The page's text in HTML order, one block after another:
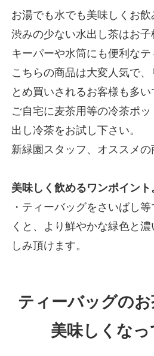
お湯でも水でも美味しくお飲
渋みの少ない水出し茶はお
キーパーや水筒にも便利なテ
こちらの商品は大変人気で
とめ買いされるお客様も多い
ご自宅に麦茶用等の冷茶ポ
出し冷茶をお試し下さい。
新緑園スタッフ、オススメの
美味しく飲めるワンポイント
・ティーバッグをさいばし
くと、より鮮やかな緑色と
しみ頂けます。
ティーバッグの
美味しくな